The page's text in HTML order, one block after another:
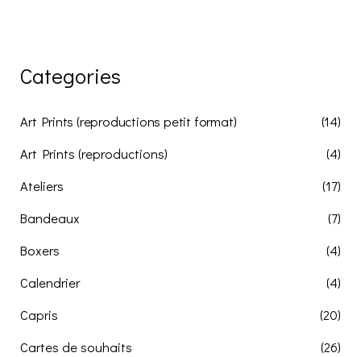
Categories
Art Prints (reproductions petit format)
(14)
Art Prints (reproductions)
(4)
Ateliers
(17)
Bandeaux
(7)
Boxers
(4)
Calendrier
(4)
Capris
(20)
Cartes de souhaits
(26)